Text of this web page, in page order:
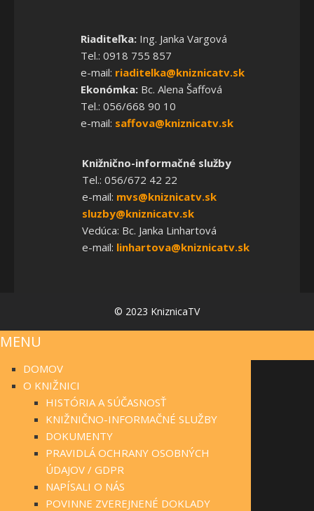
Riaditeľka:Ing. Janka Vargová
Tel.: 0918 755 857
e-mail: riaditelka@kniznicatv.sk
Ekonómka:Bc. Alena Šaffová
Tel.: 056/668 90 10
e-mail: saffova@kniznicatv.sk
Knižnično-informačné služby
Tel.: 056/672 42 22
e-mail: mvs@kniznicatv.sk
sluzby@kniznicatv.sk
Vedúca: Bc. Janka Linhartová
e-mail: linhartova@kniznicatv.sk
© 2023 KniznicaTV
MENU
DOMOV
O KNIŽNICI
HISTÓRIA A SÚČASNOSŤ
KNIŽNIČNO-INFORMAČNÉ SLUŽBY
DOKUMENTY
PRAVIDLÁ OCHRANY OSOBNÝCH
ÚDAJOV / GDPR
NAPÍSALI O NÁS
POVINNE ZVEREJNENÉ DOKLADY